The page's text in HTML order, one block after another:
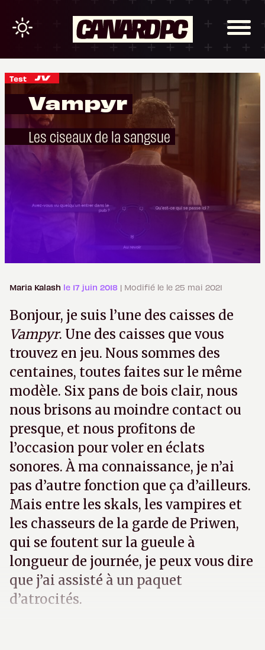
Test
Vampyr
Les ciseaux de la sangsue
Maria Kalash le 17 juin 2018 | Modifié le le 25 mai 2021
Bonjour, je suis l’une des caisses de
Vampyr. Une des caisses que vous
trouvez en jeu. Nous sommes des
centaines, toutes faites sur le même
modèle. Six pans de bois clair, nous
nous brisons au moindre contact ou
presque, et nous profitons de
l’occasion pour voler en éclats
sonores. À ma connaissance, je n’ai
pas d’autre fonction que ça d’ailleurs.
Mais entre les skals, les vampires et
les chasseurs de la garde de Priwen,
qui se foutent sur la gueule à
longueur de journée, je peux vous dire
que j’ai assisté à un paquet
d’atrocités.